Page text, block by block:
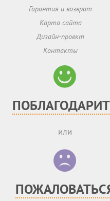
Гарантия и возврат
Карта сайта
Дизайн-проект
Контакты
или